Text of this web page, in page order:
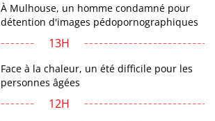
À Mulhouse, un homme condamné pour
détention d'images pédopornographiques
13H
Face à la chaleur, un été difficile pour les
personnes âgées
12H